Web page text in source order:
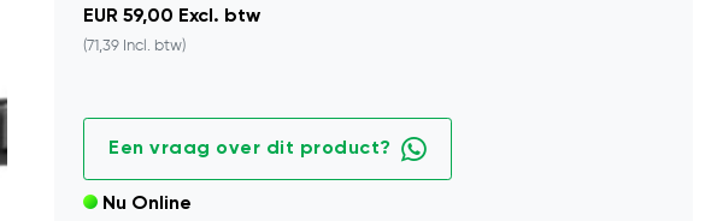
EUR 59,00 Excl. btw
(71,39 Incl. btw)
Een vraag over dit product?
Nu Online